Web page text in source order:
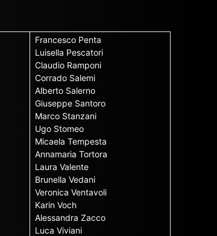
Francesco Penta
Luisella Pescatori
Claudio Ramponi
Corrado Salemi
Alberto Salerno
Giuseppe Santoro
Marco Stanzani
Ugo Stomeo
Micaela Tempesta
Annamaria Tortora
Laura Valente
Brunella Vedani
Veronica Ventavoli
Karin Voch
Alessandra Zacco
Luca Viviani